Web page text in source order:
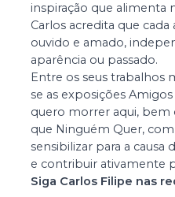
inspiração que alimenta
Carlos acredita que
ouvido e amado,
aparência ou passado.
Entre os seus trabalhos
se as exposições
quero morrer aqui, bem
que Ninguém Quer,
sensibilizar para a causa
e contribuir ativamente
Siga Carlos Filipe nas